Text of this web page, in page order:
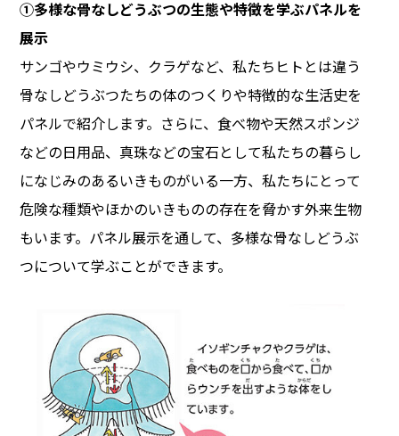
①多様な骨なしどうぶつの生態や特徴を学ぶパネルを
展示
サンゴやウミウシ、クラゲなど、私たちヒトとは違う
骨なしどうぶつたちの体のつくりや特徴的な生活史を
パネルで紹介します。さらに、食べ物や天然スポンジ
などの日用品、真珠などの宝石として私たちの暮らし
になじみのあるいきものがいる一方、私たちにとって
危険な種類やほかのいきものの存在を脅かす外来生物
もいます。パネル展示を通して、多様な骨なしどうぶ
つについて学ぶことができます。